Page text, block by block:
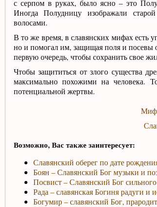
с серпом в руках, было ясно – это
Иногда Полудницу изображали
волосами.
В то же время, в славянских мифах есть
но и помогал им, защищая поля и посевы
первую очередь, чтобы сохранить свое
Чтобы защититься от злого существа
максимально похожими на человека.
потенциальной жертвы.
Возможно, Вас также заинтересует:
Славянский оберег по дате
Боян – Славянский Бог музыки и
Посвист – Славянский Бог
Рада – славянская Богиня радуги и
Богумир – славянский Бог,